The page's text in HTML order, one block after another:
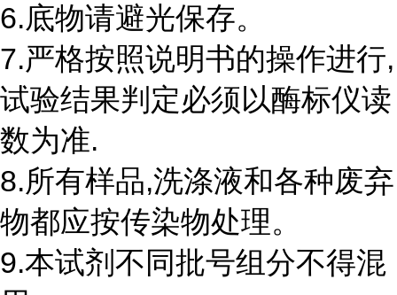
6.底物请避光保存。
7.严格按照说明书的操作进行,
试验结果判定必须以酶标仪读
数为准.
8.所有样品,洗涤液和各种废弃
物都应按传染物处理。
9.本试剂不同批号组分不得混